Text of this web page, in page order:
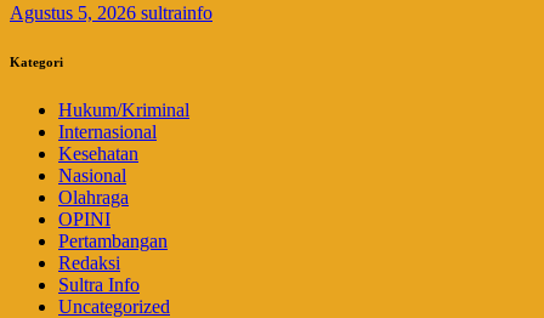
Agustus 5, 2026 sultrainfo
Kategori
Hukum/Kriminal
Internasional
Kesehatan
Nasional
Olahraga
OPINI
Pertambangan
Redaksi
Sultra Info
Uncategorized